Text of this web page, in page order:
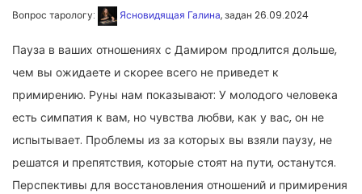
Вопрос тарологу: Ясновидящая Галина, задан 26.09.2024
Пауза в ваших отношениях с Дамиром продлится дольше,
чем вы ожидаете и скорее всего не приведет к
примирению. Руны нам показывают: У молодого человека
есть симпатия к вам, но чувства любви, как у вас, он не
испытывает. Проблемы из за которых вы взяли паузу, не
решатся и препятствия, которые стоят на пути, останутся.
Перспективы для восстановления отношений и примирения